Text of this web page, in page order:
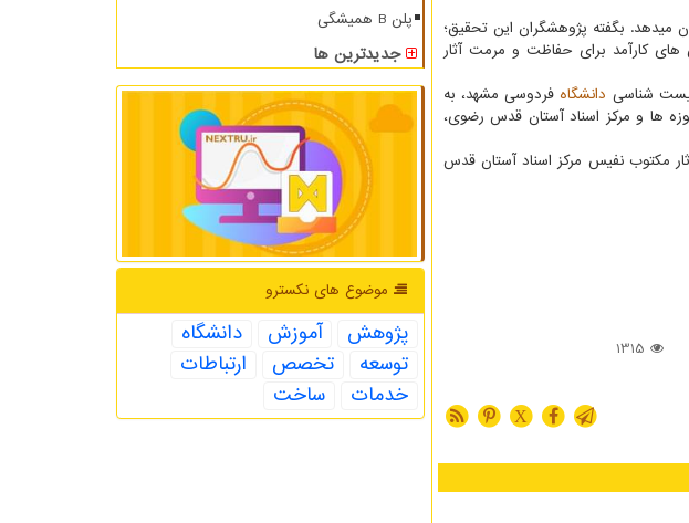
بگفته پژوهشگران این تحقیق؛
های کارآمد برای حفاظت و مرمت آثار
زیست شناسی دانشگاه فردوسی مشهد، به
ها و مرکز اسناد آستان قدس رضوی،
مکتوب نفیس مرکز اسناد آستان قدس
1315
X
پلن B همیشگی
جدیدترین ها
موضوع های نكسترو
پژوهش آموزش
دانشگاه
توسعه
تخصص
ارتباطات
خدمات
ساخت